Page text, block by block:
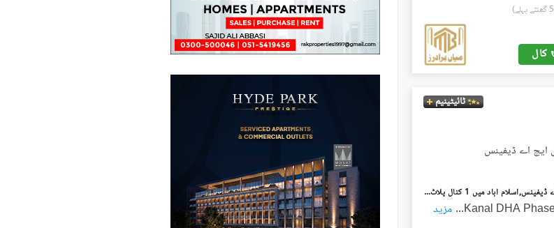
کال
ٹائیٹینیم
ڈی ایچ اے ڈیفنس فیز 9 ڈی ایچ اے ڈیفینس,اسلام آباد میں 1 کنال پلاٹ فائل 52.5 لاکھ میں برائے فروخت۔
... مزید